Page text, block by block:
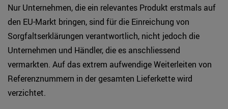
Nur Unternehmen, die ein relevantes Produkt erstmals auf
den EU-Markt bringen, sind für die Einreichung von
Sorgfaltserklärungen verantwortlich, nicht jedoch die
Unternehmen und Händler, die es anschliessend
vermarkten. Auf das extrem aufwendige Weiterleiten von
Referenznummern in der gesamten Lieferkette wird
verzichtet.